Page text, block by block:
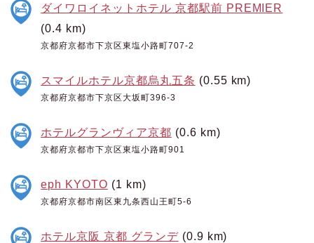
ダイワロイネットホテル 京都駅前 PREMIER
(0.4 km)
京都府京都市下京区東塩小路町707-2
スマイルホテル京都烏丸五条 (0.55 km)
京都府京都市下京区大坂町396-3
ホテルグランヴィア京都 (0.6 km)
京都府京都市下京区東塩小路町901
eph KYOTO (1 km)
京都府京都市南区東九条西山王町5-6
ホテル京阪 京都 グランデ(0.9 km)